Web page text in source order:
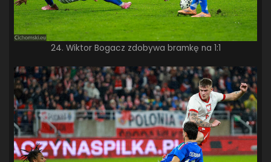
24. Wiktor Bogacz zdobywa bramkę na 1:1